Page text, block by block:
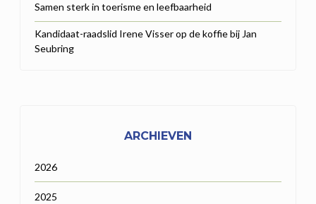
Samen sterk in toerisme en leefbaarheid
Kandidaat-raadslid Irene Visser op de koffie bij Jan
Seubring
ARCHIEVEN
2026
2025